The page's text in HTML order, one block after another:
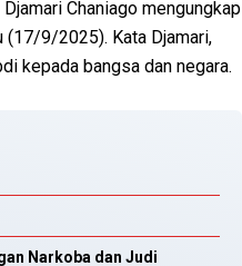
Chaniago mengungkap
(17/9/2025). Kata Djamari,
kepada bangsa dan negara.
Narkoba dan Judi